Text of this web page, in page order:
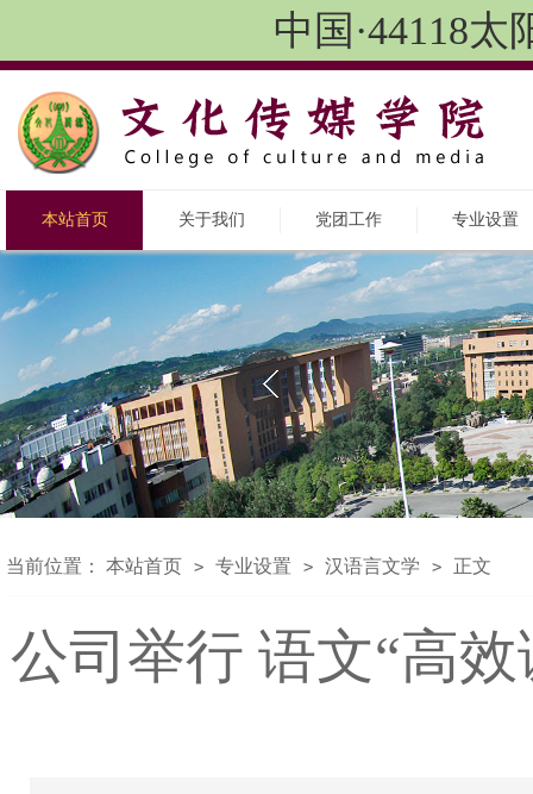
中国·44118
本站首页 关于我们 党团工作 专业设置
当前位置： 本站首页 > 专业设置 > 汉语言文学 > 正文
公司举行 语文“高